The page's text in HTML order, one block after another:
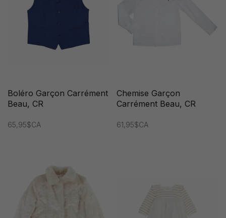
Boléro Garçon Carrément
Beau, CR
65,95$CA
Chemise Garçon
Carrément Beau, CR
61,95$CA